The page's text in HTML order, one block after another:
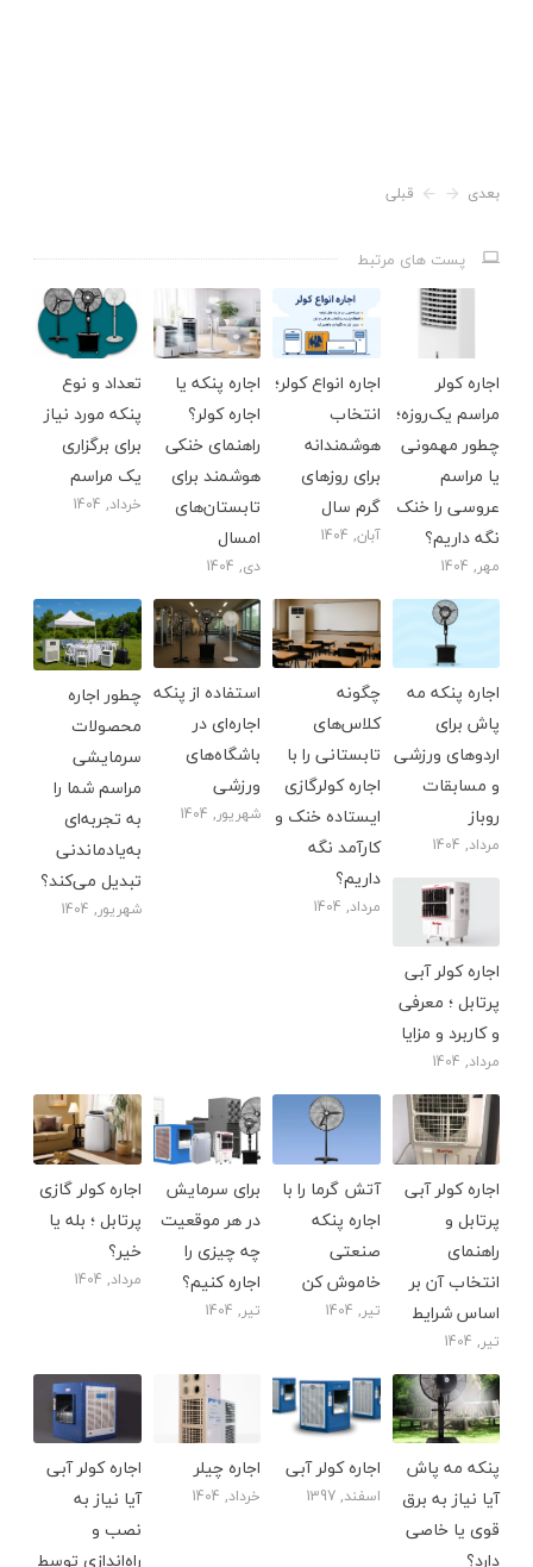
قبلی بعدی
پست های مرتبط
تعداد و نوع
پنکه مورد نیاز
برای برگزاری
یک مراسم
خرداد, 1404
اجاره پنکه یا
اجاره کولر؟
راهنمای خنکی
هوشمند برای
تابستان‌های
امسال
دی, 1404
اجاره انواع کولر؛
انتخاب
هوشمندانه
برای روزهای
گرم سال
آبان, 1404
اجاره کولر
مراسم یک‌روزه؛
چطور مهمونی
یا مراسم
عروسی را خنک
نگه داریم؟
مهر, 1404
چطور اجاره
محصولات
سرمایشی
مراسم شما را
به تجربه‌ای
به‌یادماندنی
تبدیل می‌کند؟
شهریور, 1404
استفاده از پنکه
اجاره‌ای در
باشگاه‌های
ورزشی
شهریور, 1404
چگونه
کلاس‌های
تابستانی را با
اجاره کولرگازی
ایستاده خنک و
کارآمد نگه
داریم؟
مرداد, 1404
اجاره پنکه مه
پاش برای
اردوهای ورزشی
و مسابقات
روباز
مرداد, 1404
اجاره کولر آبی
پرتابل ؛ معرفی
و کاربرد و مزایا
مرداد, 1404
اجاره کولر گازی
پرتابل ؛ بله یا
خیر؟
مرداد, 1404
برای سرمایش
در هر موقعیت
چه چیزی را
اجاره کنیم؟
تیر, 1404
آتش گرما را با
اجاره پنکه
صنعتی
خاموش کن
تیر, 1404
اجاره کولر آبی
پرتابل و
راهنمای
انتخاب آن بر
اساس شرایط
تیر, 1404
اجاره کولر آبی
آیا نیاز به
نصب و
راه‌اندازی توسط
اجاره چیلر
خرداد, 1404
اجاره کولر آبی
اسفند, 1397
پنکه مه پاش
آیا نیاز به برق
قوی یا خاصی
دارد؟